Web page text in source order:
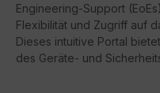
Engineering-Support (EoEs
Flexibilität und Zugriff auf
Dieses intuitive Portal
des Geräte- und